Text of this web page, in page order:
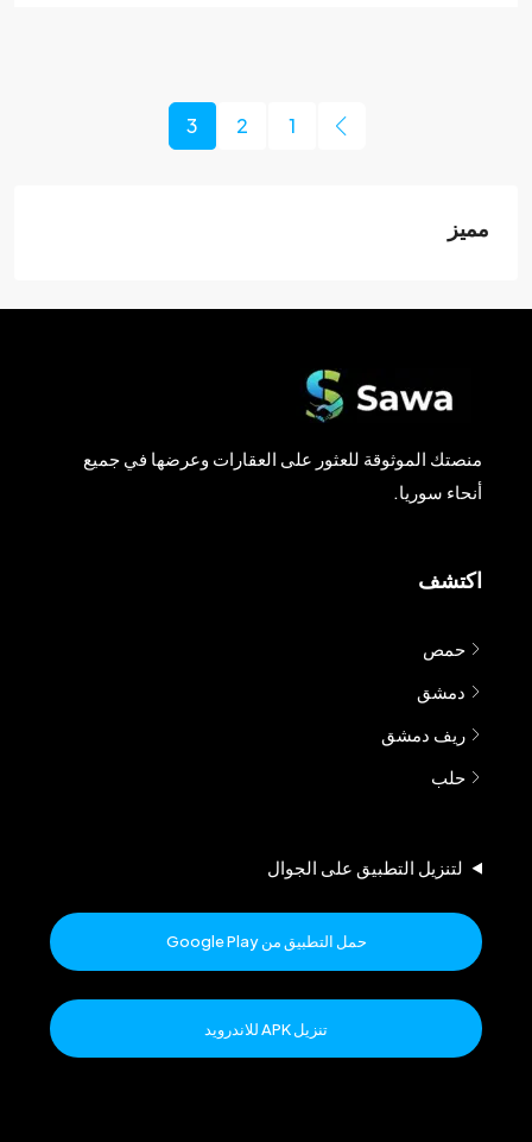
1
2
3
مميز
منصتك الموثوقة للعثور على العقارات وعرضها في جميع
أنحاء سوريا.
اكتشف
حمص
دمشق
ريف دمشق
حلب
لتنزيل التطبيق على الجوال
حمل التطبيق من Google Play
تنزيل APK للاندرويد